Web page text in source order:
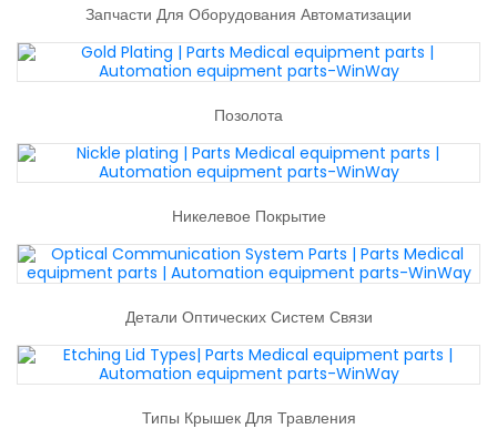
Запчасти Для Оборудования Автоматизации
Позолота
Никелевое Покрытие
Детали Оптических Систем Связи
Типы Крышек Для Травления